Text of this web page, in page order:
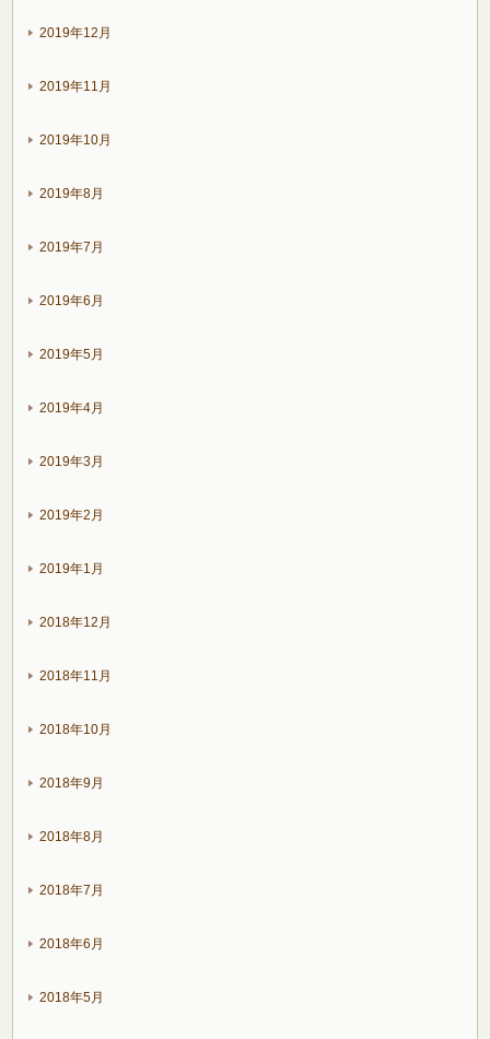
2019年12月
2019年11月
2019年10月
2019年8月
2019年7月
2019年6月
2019年5月
2019年4月
2019年3月
2019年2月
2019年1月
2018年12月
2018年11月
2018年10月
2018年9月
2018年8月
2018年7月
2018年6月
2018年5月